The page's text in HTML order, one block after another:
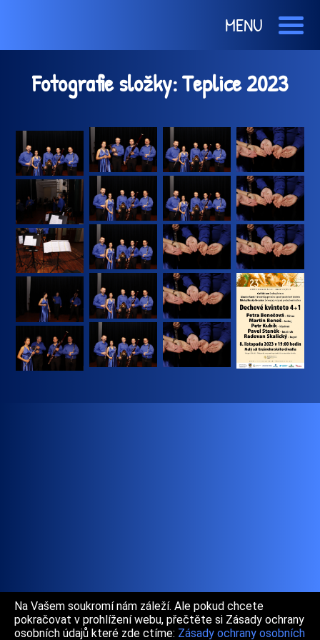
Na Vašem soukromí nám záleží. Ale pokud chcete
pokračovat v prohlížení webu, přečtěte si Zásady ochrany
osobních údajů které zde ctíme: Zásady ochrany osobních
MENU
Fotografie složky: Teplice 2023